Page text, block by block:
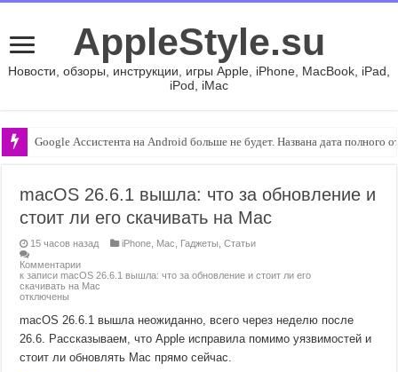
AppleStyle.su
Новости, обзоры, инструкции, игры Apple, iPhone, MacBook, iPad,
iPod, iMac
Google Ассистента на Android больше не будет. Названа дата полного
macOS 26.6.1 вышла: что за обновление и
стоит ли его скачивать на Mac
15 часов назад iPhone Mac Гаджеты ,Статьи
Комментарии
к записи macOS 26.6.1 вышла: что за обновление и стоит ли его
скачивать на Mac
отключены
macOS 26.6.1 вышла неожиданно, всего через неделю после
26.6. Рассказываем, что Apple исправила помимо уязвимостей и
стоит ли обновлять Mac прямо сейчас.